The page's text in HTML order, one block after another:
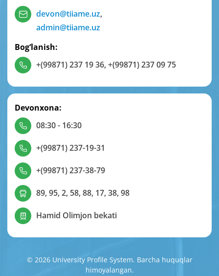
devon@tiiame.uz,
admin@tiiame.uz
Bog‘lanish:
+(99871) 237 19 36,+(99871) 237 09 75
Devonxona:
08:30 - 16:30
+(99871) 237-19-31
+(99871) 237-38-79
89, 95, 2, 58, 88, 17, 38, 98
Hamid Olimjon bekati
© 2026 University Profile System. Barcha huquqlar
himoyalangan.